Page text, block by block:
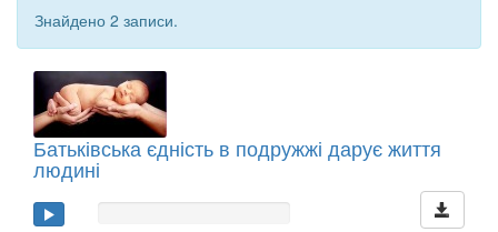
Знайдено 2 записи.
Батьківська єдність в подружжі дарує життя
людині